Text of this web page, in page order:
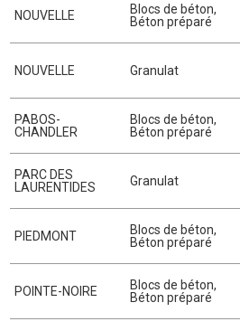
NOUVELLE Blocs de béton,
Béton préparé
NOUVELLE Granulat
PABOS-
CHANDLER
Blocs de béton,
Béton préparé
PARC DES
LAURENTIDES
Granulat
PIEDMONT Blocs de béton,
Béton préparé
POINTE-NOIRE Blocs de béton,
Béton préparé